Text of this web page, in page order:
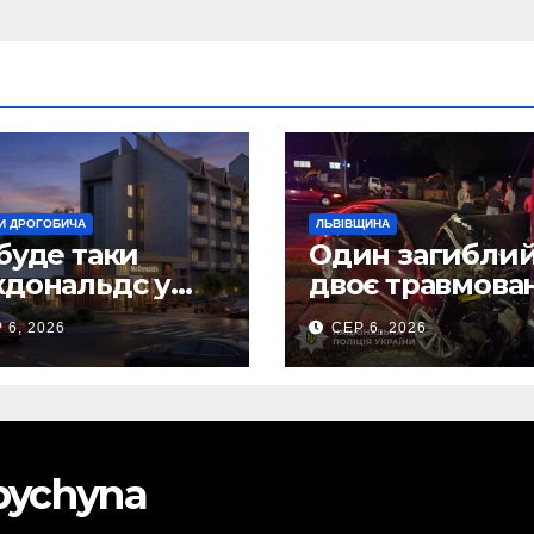
ДРОГОБИЧА
таки
у
(Фото)
6, 2026
ЛЬВІВЩИНА
Один
двоє
внаслідок ДТП
Самбірщині
СЕР 6, 2026